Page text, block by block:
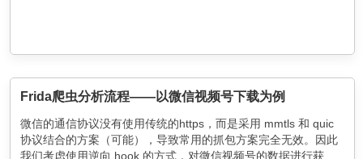
Frida爬虫分析流程——以微信视频号下载为例
微信的通信协议没有使用传统的https，而是采用 mmtls 和 quic
协议结合的方案（可能），导致常用的抓包方案完全无效。因此
我们考虑使用逆向 hook 的方式，对微信视频号的数据进行获